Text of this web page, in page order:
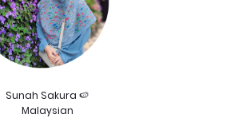
Sunah Sakura 🍉
Malaysian